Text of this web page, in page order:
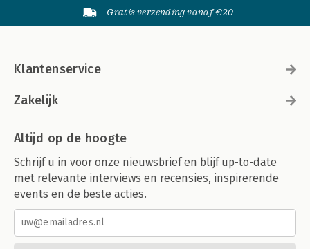
Gratis verzending vanaf €20
Klantenservice
Zakelijk
Altijd op de hoogte
Schrijf u in voor onze nieuwsbrief en blijf up-to-date
met relevante interviews en recensies, inspirerende
events en de beste acties.